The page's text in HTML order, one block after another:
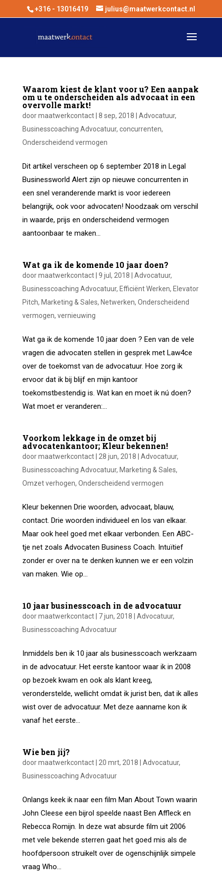
+316 - 13016419 julius@maatwerkcontact.nl
Waarom kiest de klant voor u? Een aanpak
om u te onderscheiden als advocaat in een
overvolle markt!
doormaatwerkcontact| 8 sep, 2018 Advocatuur,
Businesscoaching Advocatuur, concurrenten,
Onderscheidend vermogen
Dit artikel verscheen op 6 september 2018 in Legal
Businessworld Alert zijn op nieuwe concurrenten in
een snel veranderende markt is voor iedereen
belangrijk, ook voor advocaten! Noodzaak om verschil
in waarde, prijs en onderscheidend vermogen
aantoonbaar te maken...
Wat ga ik de komende 10 jaar doen?
doormaatwerkcontact| 9 jul, 2018 Advocatuur,
Businesscoaching Advocatuur, Efficiënt Werken, Elevator
Pitch, Marketing & Sales, Netwerken, Onderscheidend
vermogen, vernieuwing
Wat ga ik de komende 10 jaar doen ? Een van de vele
vragen die advocaten stellen in gesprek met Law4ce
over de toekomst van de advocatuur. Hoe zorg ik
ervoor dat ik bij blijf en mijn kantoor
toekomstbestendig is. Wat kan en moet ik nú doen?
Wat moet er veranderen:...
Voorkom lekkage in de omzet bij
advocatenkantoor; Kleur bekennen!
doormaatwerkcontact| 28 jun, 2018 Advocatuur,
Businesscoaching Advocatuur, Marketing & Sales,
Omzet verhogen, Onderscheidend vermogen
Kleur bekennen Drie woorden, advocaat, blauw,
contact. Drie woorden individueel en los van elkaar.
Maar ook heel goed met elkaar verbonden. Een ABC-
tje net zoals Advocaten Business Coach. Intuïtief
zonder er over na te denken kunnen we er een volzin
van maken. Wie op...
10 jaar businesscoach in de advocatuur
doormaatwerkcontact| 7 jun, 2018 Advocatuur,
Businesscoaching Advocatuur
Inmiddels ben ik 10 jaar als businesscoach werkzaam
in de advocatuur. Het eerste kantoor waar ik in 2008
op bezoek kwam en ook als klant kreeg,
veronderstelde, wellicht omdat ik jurist ben, dat ik alles
wist over de advocatuur. Met deze aanname kon ik
vanaf het eerste...
Wie ben jij?
doormaatwerkcontact| 20 mrt, 2018 Advocatuur,
Businesscoaching Advocatuur
Onlangs keek ik naar een film Man About Town waarin
John Cleese een bijrol speelde naast Ben Affleck en
Rebecca Romijn. In deze wat absurde film uit 2006
met vele bekende sterren gaat het goed mis als de
hoofdpersoon struikelt over de ogenschijnlijk simpele
vraag Who...